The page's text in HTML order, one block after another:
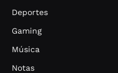
Deportes
Gaming
Música
Notas